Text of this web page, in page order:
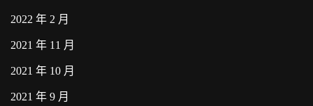
2022 年 2 月
2021 年 11 月
2021 年 10 月
2021 年 9 月